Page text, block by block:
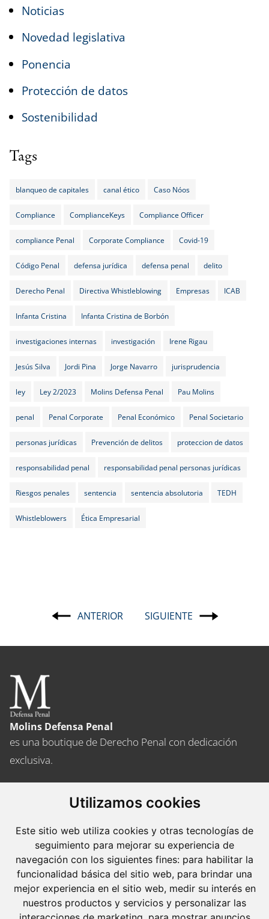
Utilizamos cookies
Este sitio web utiliza cookies y otras tecnologías de
seguimiento para mejorar su experiencia de
navegación con los siguientes fines: para habilitar la
funcionalidad básica del sitio web, para brindar una
mejor experiencia en el sitio web, medir su interés en
nuestros productos y servicios y personalizar las
Noticias
Novedad legislativa
Ponencia
Protección de datos
Sostenibilidad
Tags
blanqueo de capitales canal ético Caso Nóos
Compliance ComplianceKeys Compliance Officer
compliance Penal Corporate Compliance Covid-19
Código Penal defensa jurídica defensa penal delito
Derecho Penal Directiva Whistleblowing Empresas ICAB
Infanta Cristina Infanta Cristina de Borbón
investigaciones internas investigación Irene Rigau
Jesús Silva Jordi Pina Jorge Navarro jurisprudencia
ley Ley 2/2023 Molins Defensa Penal Pau Molins
penal Penal Corporate Penal Económico Penal Societario
personas jurídicas Prevención de delitos proteccion de datos
responsabilidad penal responsabilidad penal personas jurídicas
Riesgos penales sentencia sentencia absolutoria TEDH
Whistleblowers Ética Empresarial
Navegación
ANTERIOR SIGUIENTE
Molins Defensa Penal
es una boutique de Derecho Penal con dedicación
exclusiva.
Avda. Diagonal, 399 Planta 1
Tel. +34 934 152 244
Fax. +34 934 160 693
Madrid
José Abascal, 56 Planta 6